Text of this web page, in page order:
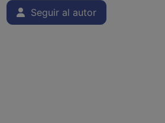
Seguir al autor